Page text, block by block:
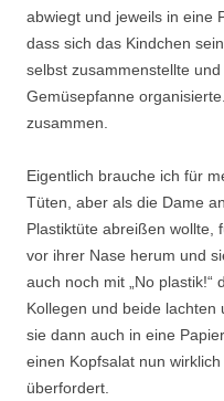
abwiegt und jeweils in eine
dass sich das Kindchen
selbst zusammenstellte
Gemüsepfanne
zusammen.
Eigentlich brauche ich für
Tüten, aber als die Dame
Plastiktüte abreißen wollte,
vor ihrer Nase herum und
auch noch mit „No plastik!“
Kollegen und beide lachten
sie dann auch in eine
einen Kopfsalat nun wirklich
überfordert.